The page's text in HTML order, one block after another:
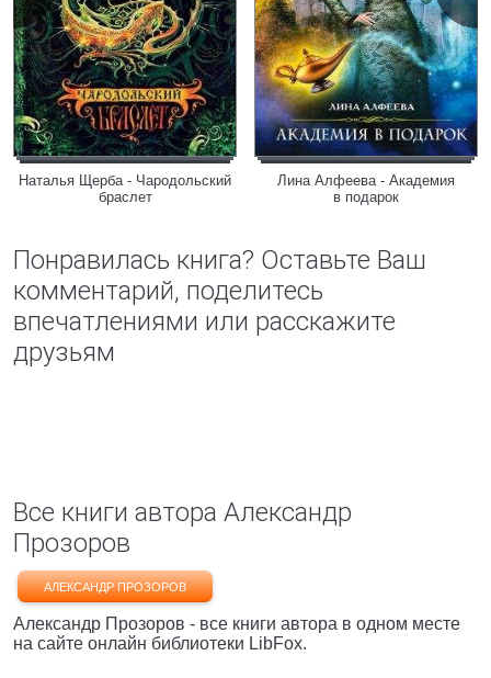
Наталья Щерба - Чародольский
браслет
Лина Алфеева - Академия
в подарок
Понравилась книга? Оставьте Ваш
комментарий, поделитесь
впечатлениями или расскажите
друзьям
Все книги автора Александр
Прозоров
АЛЕКСАНДР ПРОЗОРОВ
Александр Прозоров - все книги автора в одном месте
на сайте онлайн библиотеки LibFox.